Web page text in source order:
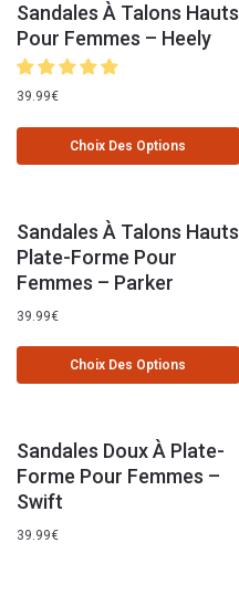
Sandales À Talons Hauts
Pour Femmes – Heely
39.99€
Choix Des Options
Sandales À Talons Hauts
Plate-Forme Pour
Femmes – Parker
39.99€
Choix Des Options
Sandales Doux À Plate-
Forme Pour Femmes –
Swift
39.99€